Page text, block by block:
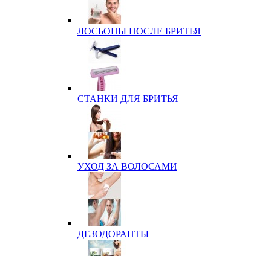
ЛОСЬОНЫ ПОСЛЕ БРИТЬЯ
СТАНКИ ДЛЯ БРИТЬЯ
УХОД ЗА ВОЛОСАМИ
ДЕЗОДОРАНТЫ